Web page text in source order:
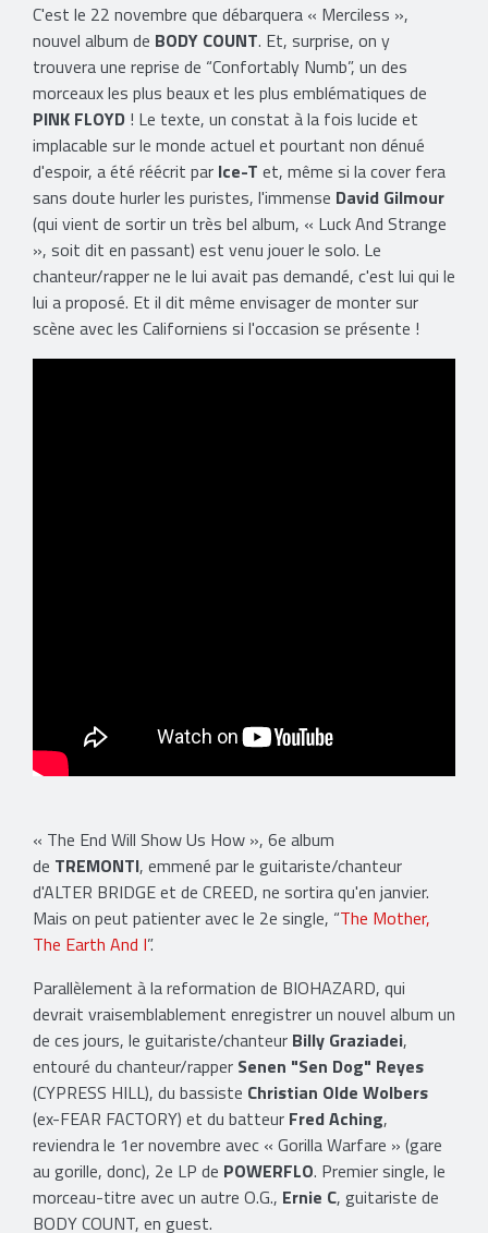
C'est le 22 novembre que débarquera « Merciless »,
nouvel album de BODY COUNT. Et, surprise, on y
trouvera une reprise de “Confortably Numb”, un des
morceaux les plus beaux et les plus emblématiques de
PINK FLOYD ! Le texte, un constat à la fois lucide et
implacable sur le monde actuel et pourtant non dénué
d'espoir, a été réécrit par Ice-T et, même si la cover fera
sans doute hurler les puristes, l'immense David Gilmour
(qui vient de sortir un très bel album, « Luck And Strange
», soit dit en passant) est venu jouer le solo. Le
chanteur/rapper ne le lui avait pas demandé, c'est lui qui le
lui a proposé. Et il dit même envisager de monter sur
scène avec les Californiens si l'occasion se présente !
« The End Will Show Us How », 6e album
de TREMONTI, emmené par le guitariste/chanteur
d'ALTER BRIDGE et de CREED, ne sortira qu'en janvier.
Mais on peut patienter avec le 2e single, “The Mother,
The Earth And I”.
Parallèlement à la reformation de BIOHAZARD, qui
devrait vraisemblablement enregistrer un nouvel album un
de ces jours, le guitariste/chanteur Billy Graziadei,
entouré du chanteur/rapper Senen "Sen Dog" Reyes
(CYPRESS HILL), du bassiste Christian Olde Wolbers
(ex-FEAR FACTORY) et du batteur Fred Aching,
reviendra le 1er novembre avec « Gorilla Warfare » (gare
au gorille, donc), 2e LP de POWERFLO. Premier single, le
morceau-titre avec un autre O.G., Ernie C, guitariste de
BODY COUNT, en guest.